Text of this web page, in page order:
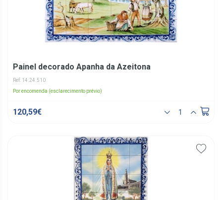
Painel decorado Apanha da Azeitona
Ref: 14.24.510
Por encomenda (esclarecimento prévio)
120,59€